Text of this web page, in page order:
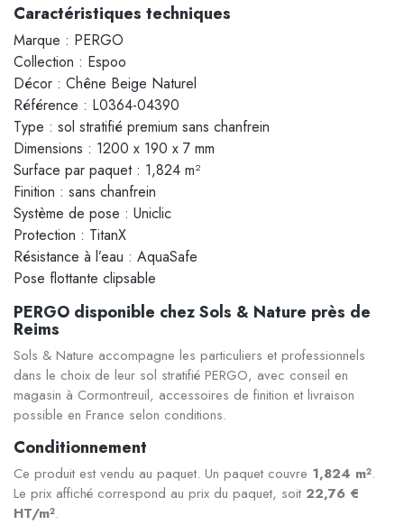
Caractéristiques techniques
Marque : PERGO
Collection : Espoo
Décor : Chêne Beige Naturel
Référence : L0364-04390
Type : sol stratifié premium sans chanfrein
Dimensions : 1200 x 190 x 7 mm
Surface par paquet : 1,824 m²
Finition : sans chanfrein
Système de pose : Uniclic
Protection : TitanX
Résistance à l’eau : AquaSafe
Pose flottante clipsable
PERGO disponible chez Sols & Nature près de
Reims
Sols & Nature accompagne les particuliers et professionnels
dans le choix de leur sol stratifié PERGO, avec conseil en
magasin à Cormontreuil, accessoires de finition et livraison
possible en France selon conditions.
Conditionnement
Ce produit est vendu au paquet. Un paquet couvre 1,824 m².
Le prix affiché correspond au prix du paquet, soit 22,76 €
HT/m².